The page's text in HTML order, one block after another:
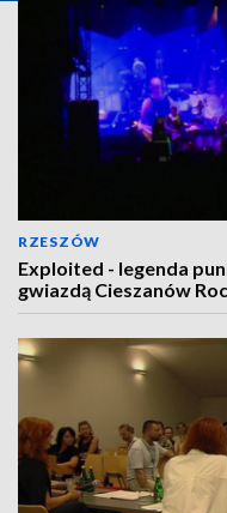
RZESZÓW
Exploited - legenda
gwiazdą Cieszanów